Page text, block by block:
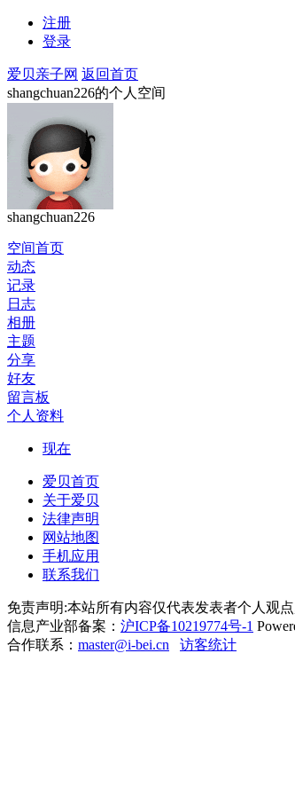
注册
登录
爱贝亲子网 返回首页
shangchuan226的个人空间
shangchuan226
空间首页
动态
记录
日志
相册
主题
分享
好友
留言板
个人资料
现在
爱贝首页
关于爱贝
法律声明
网站地图
手机应用
联系我们
免责声明:本站所有内容仅代表发表者个人观
信息产业部备案： 沪ICP备10219774号-1
合作联系： master@i-bei.cn 访客统计